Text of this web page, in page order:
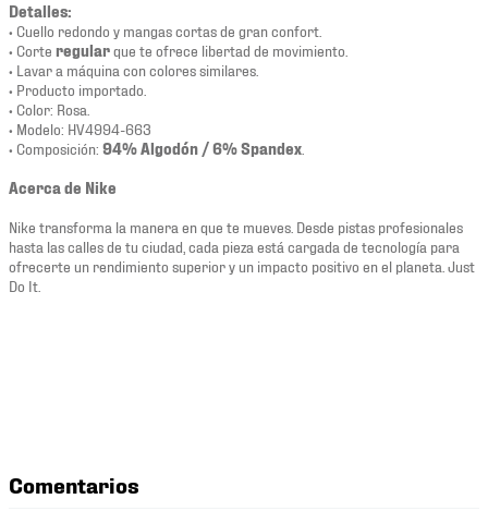
Detalles:
• Cuello redondo y mangas cortas de gran confort.
• Corte regularque te ofrece libertad de movimiento.
• Lavar a máquina con colores similares.
• Producto importado.
• Color: Rosa.
• Modelo: HV4994-663
• Composición: 94% Algodón / 6% Spandex
Acerca de Nike
Nike transforma la manera en que te mueves. Desde pistas profesionales
hasta las calles de tu ciudad, cada pieza está cargada de tecnología para
ofrecerte un rendimiento superior y un impacto positivo en el planeta. Just
Do It.
Comentarios